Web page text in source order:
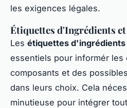
les exigences légales.
Étiquettes d'Ingrédients
Les étiquettes
essentiels pour informér les
composants et des
dans leurs choix. Cela
minutieuse pour intégrer